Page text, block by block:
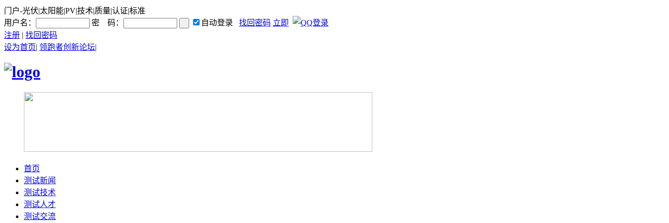
门户-光伏|太阳能|PV|技术|质量|认证|标准
用户名：
密 码： 自动登录 找回密码 立即
注册 | 找回密码
设为首页| 领跑者创新论坛|
首页
测试新闻
测试技术
测试人才
测试交流